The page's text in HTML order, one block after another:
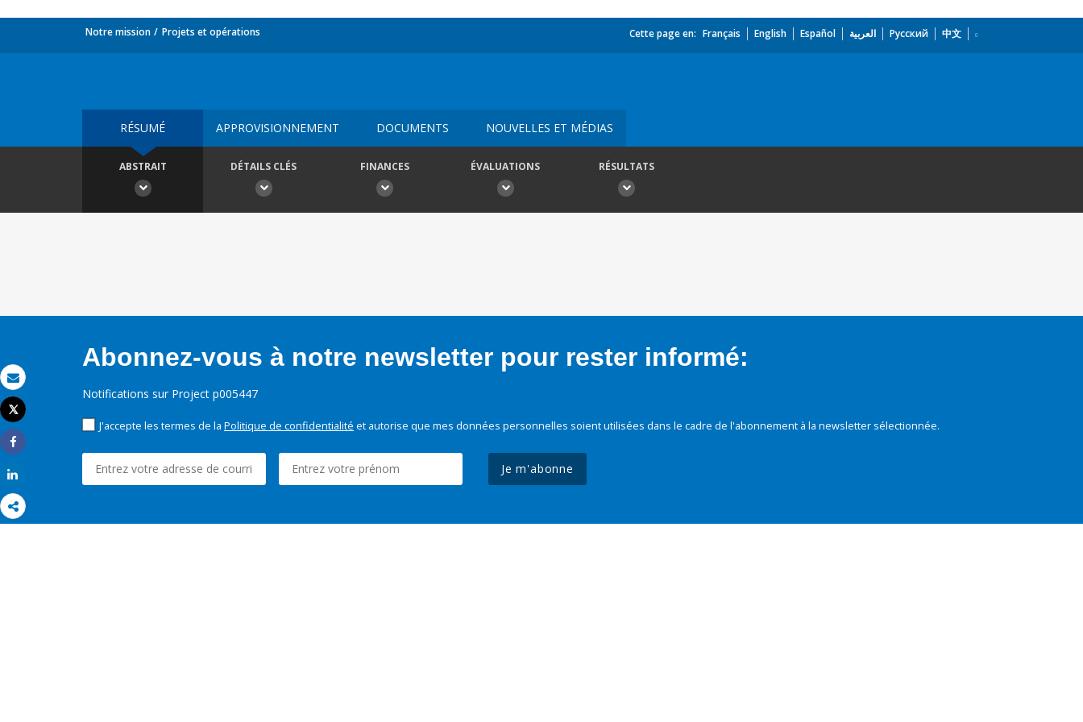
Email
Imprimer
Tweet
Share
Notre mission Projets et opérations Cette page en: Français English Español العربية Русский 中文
RÉSUMÉ APPROVISIONNEMENT DOCUMENTS NOUVELLES ET MÉDIAS
ABSTRAIT DÉTAILS CLÉS FINANCES ÉVALUATIONS RÉSULTATS
Abonnez-vous à notre newsletter pour rester informé:
Notifications sur Project p005447
J'accepte les termes de la Politique de confidentialité et autorise que mes données personnelles soient utilisées dans le cadre de l'abonnement à la newsletter sélectionnée.
Je m'abonne